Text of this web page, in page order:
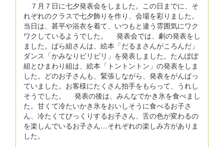
７月７日に七夕発表会をしました。この日までに、そ
れぞれのクラスで七夕飾りを作り、会場を彩りました。
当日は、甚平や浴衣を着て、いつもと違う雰囲気にワク
ワクしているようでした。 発表会では、劇の発表をし
ました。ばら組さんは、絵本「だるまさんがころんだ」
ダンス「かみなりビリビリ」を発表しました。たんぽぽ
組とひまわり組は、絵本「トントントン」の発表をしま
した。どのお子さんも、緊張しながら、発表をがんばっ
ていました。お客様にたくさん拍手をもらって、うれし
そうでした。 発表の後は、みんなでかき氷を食べまし
た。甘くて冷たいかき氷をおいしそうに食べるお子さ
ん、冷たくてびっくりするお子さん、舌の色が変わるの
を楽しんでいるお子さん…それぞれの楽しみ方がありま
した。